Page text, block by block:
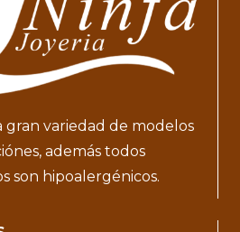
gran variedad de modelos
además todos
son hipoalergénicos.